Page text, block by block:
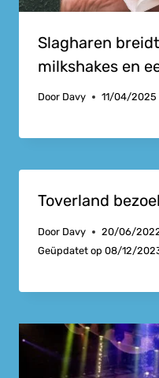
Slagharen
milkshakes en
Door Davy 11/04/2025
Toverland
Door Davy
20/06/
Geüpdatet op 08/12/